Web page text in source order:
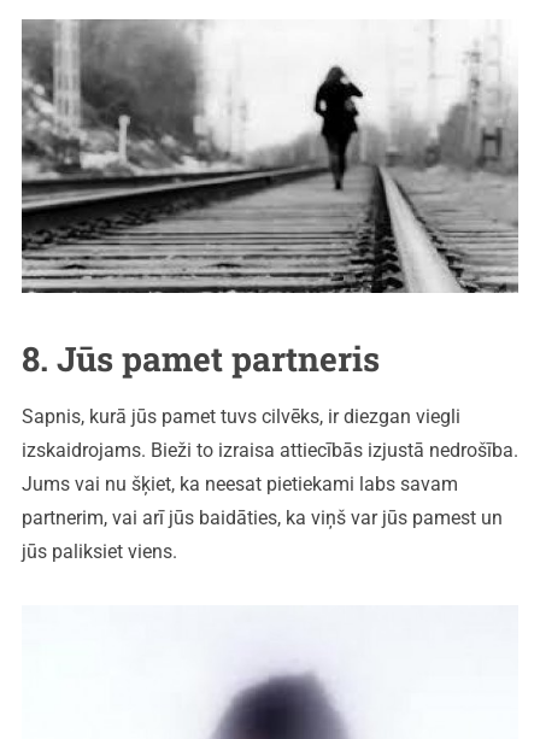
8. Jūs pamet partneris
Sapnis, kurā jūs pamet tuvs cilvēks, ir diezgan viegli
izskaidrojams. Bieži to izraisa attiecībās izjustā nedrošība.
Jums vai nu šķiet, ka neesat pietiekami labs savam
partnerim, vai arī jūs baidāties, ka viņš var jūs pamest un
jūs paliksiet viens.